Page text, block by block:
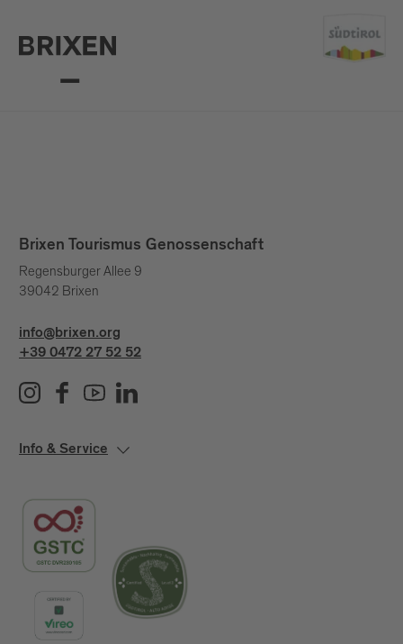
Brixen Tourismus Genossenschaft
Regensburger Allee 9
39042 Brixen
info@brixen.org
+39 0472 27 52 52
Info & Service